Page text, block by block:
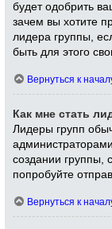
будет одобрить
зачем вы хотите
лидера группы,
быть для этого
Вернуться к
Как мне стать
Лидеры групп
создании группы,
попробуйте
Вернуться к